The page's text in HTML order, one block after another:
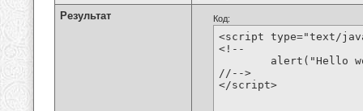
Результат
Код:
<script type="text/
<!--
//-->
</script>